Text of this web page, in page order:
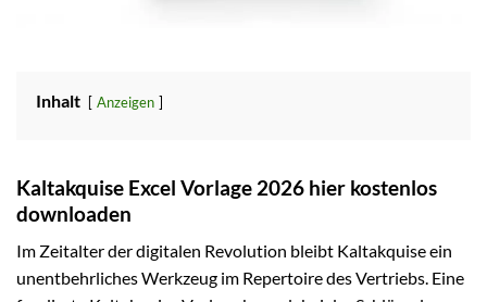
Inhalt Anzeigen
Kaltakquise Excel Vorlage 2026 hier kostenlos
downloaden
Im Zeitalter der digitalen Revolution bleibt Kaltakquise ein
unentbehrliches Werkzeug im Repertoire des Vertriebs. Eine